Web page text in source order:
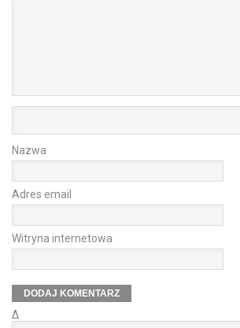
Nazwa
Adres email
Witryna internetowa
Δ